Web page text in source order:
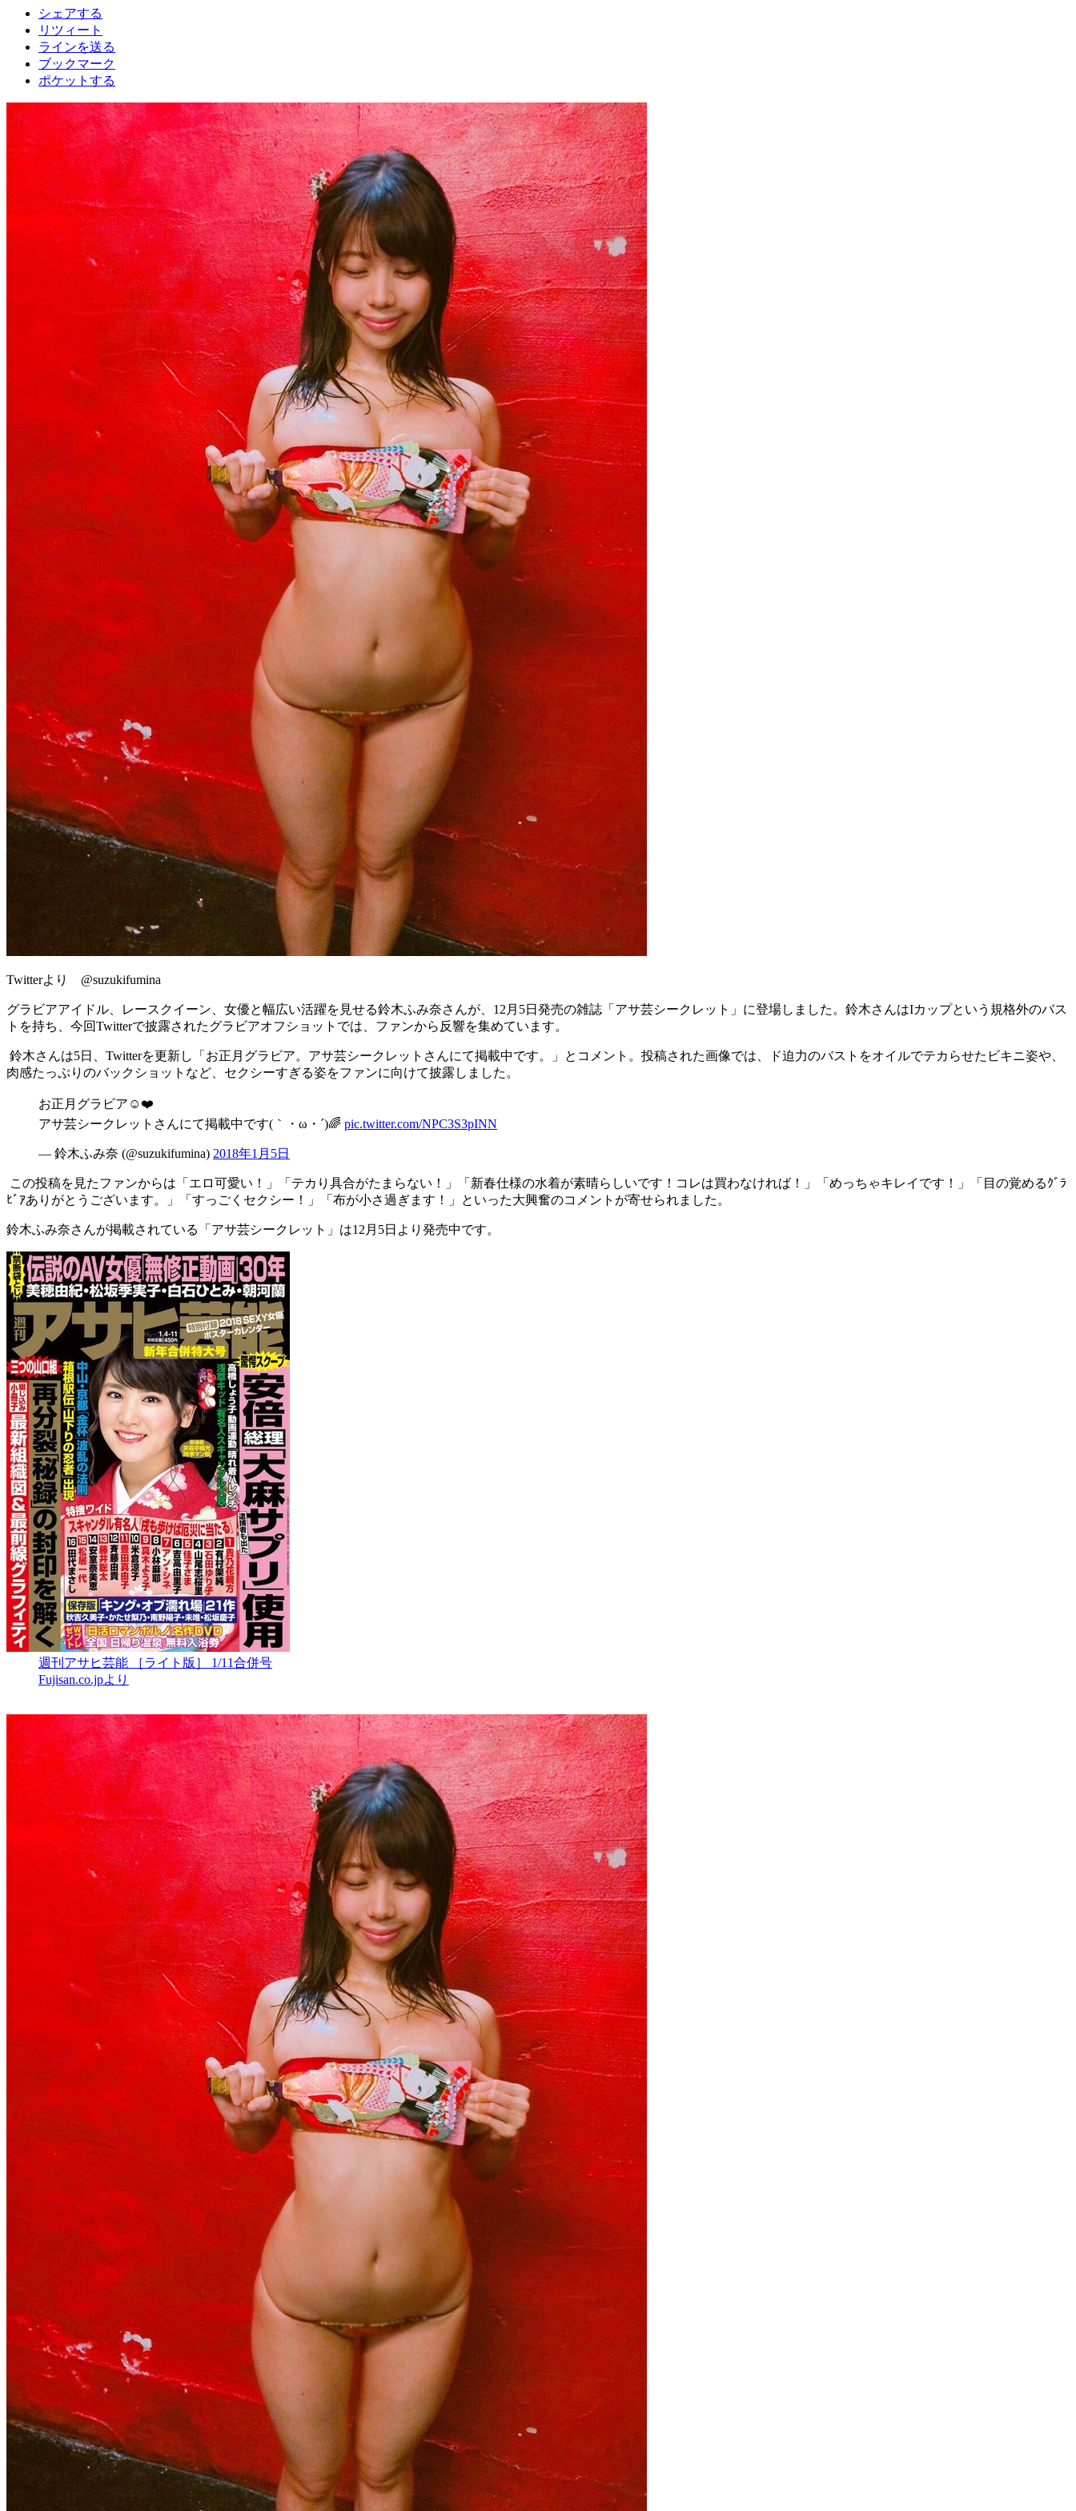
シェアする
リツィート
ラインを送る
ブックマーク
ポケットする
Twitterより @suzukifumina
グラビアアイドル、レースクイーン、女優と幅広い活躍を見せる鈴木ふみ奈さんが、12月5日発売の雑誌「アサ芸シークレット」に登場しました。鈴木さんはIカップという規格外のバス
トを持ち、今回Twitterで披露されたグラビアオフショットでは、ファンから反響を集めています。
鈴木さんは5日、Twitterを更新し「お正月グラビア。アサ芸シークレットさんにて掲載中です。」とコメント。投稿された画像では、ド迫力のバストをオイルでテカらせたビキニ姿や、
肉感たっぷりのバックショットなど、セクシーすぎる姿をファンに向けて披露しました。
お正月グラビア☺️❤️
アサ芸シークレットさんにて掲載中です(｀・ω・´)🌈 pic.twitter.com/NPC3S3pINN
— 鈴木ふみ奈 (@suzukifumina) 2018年1月5日
この投稿を見たファンからは「エロ可愛い！」「テカり具合がたまらない！」「新春仕様の水着が素晴らしいです！コレは買わなければ！」「めっちゃキレイです！」「目の覚めるｸﾞﾗ
ﾋﾞｱありがとうございます。」「すっごくセクシー！」「布が小さ過ぎます！」といった大興奮のコメントが寄せられました。
鈴木ふみ奈さんが掲載されている「アサ芸シークレット」は12月5日より発売中です。
週刊アサヒ芸能 ［ライト版］ 1/11合併号
Fujisan.co.jpより